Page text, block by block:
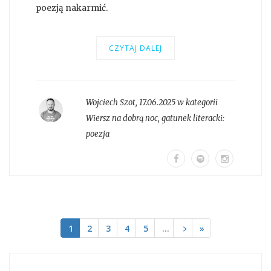
poezją nakarmić.
CZYTAJ DALEJ
Wojciech Szot, 17.06.2025 w kategorii
Wiersz na dobrą noc, gatunek literacki:
poezja
1 2 3 4 5 … ﹥ »